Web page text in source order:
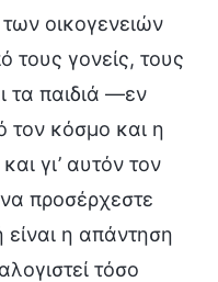
οικογενειών
τους γονείς, τους
τα παιδιά —εν
τον κόσμο και η
γι’ αυτόν τον
προσέρχεστε
η απάντηση
τόσο